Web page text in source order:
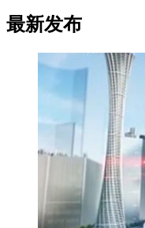
最新发布